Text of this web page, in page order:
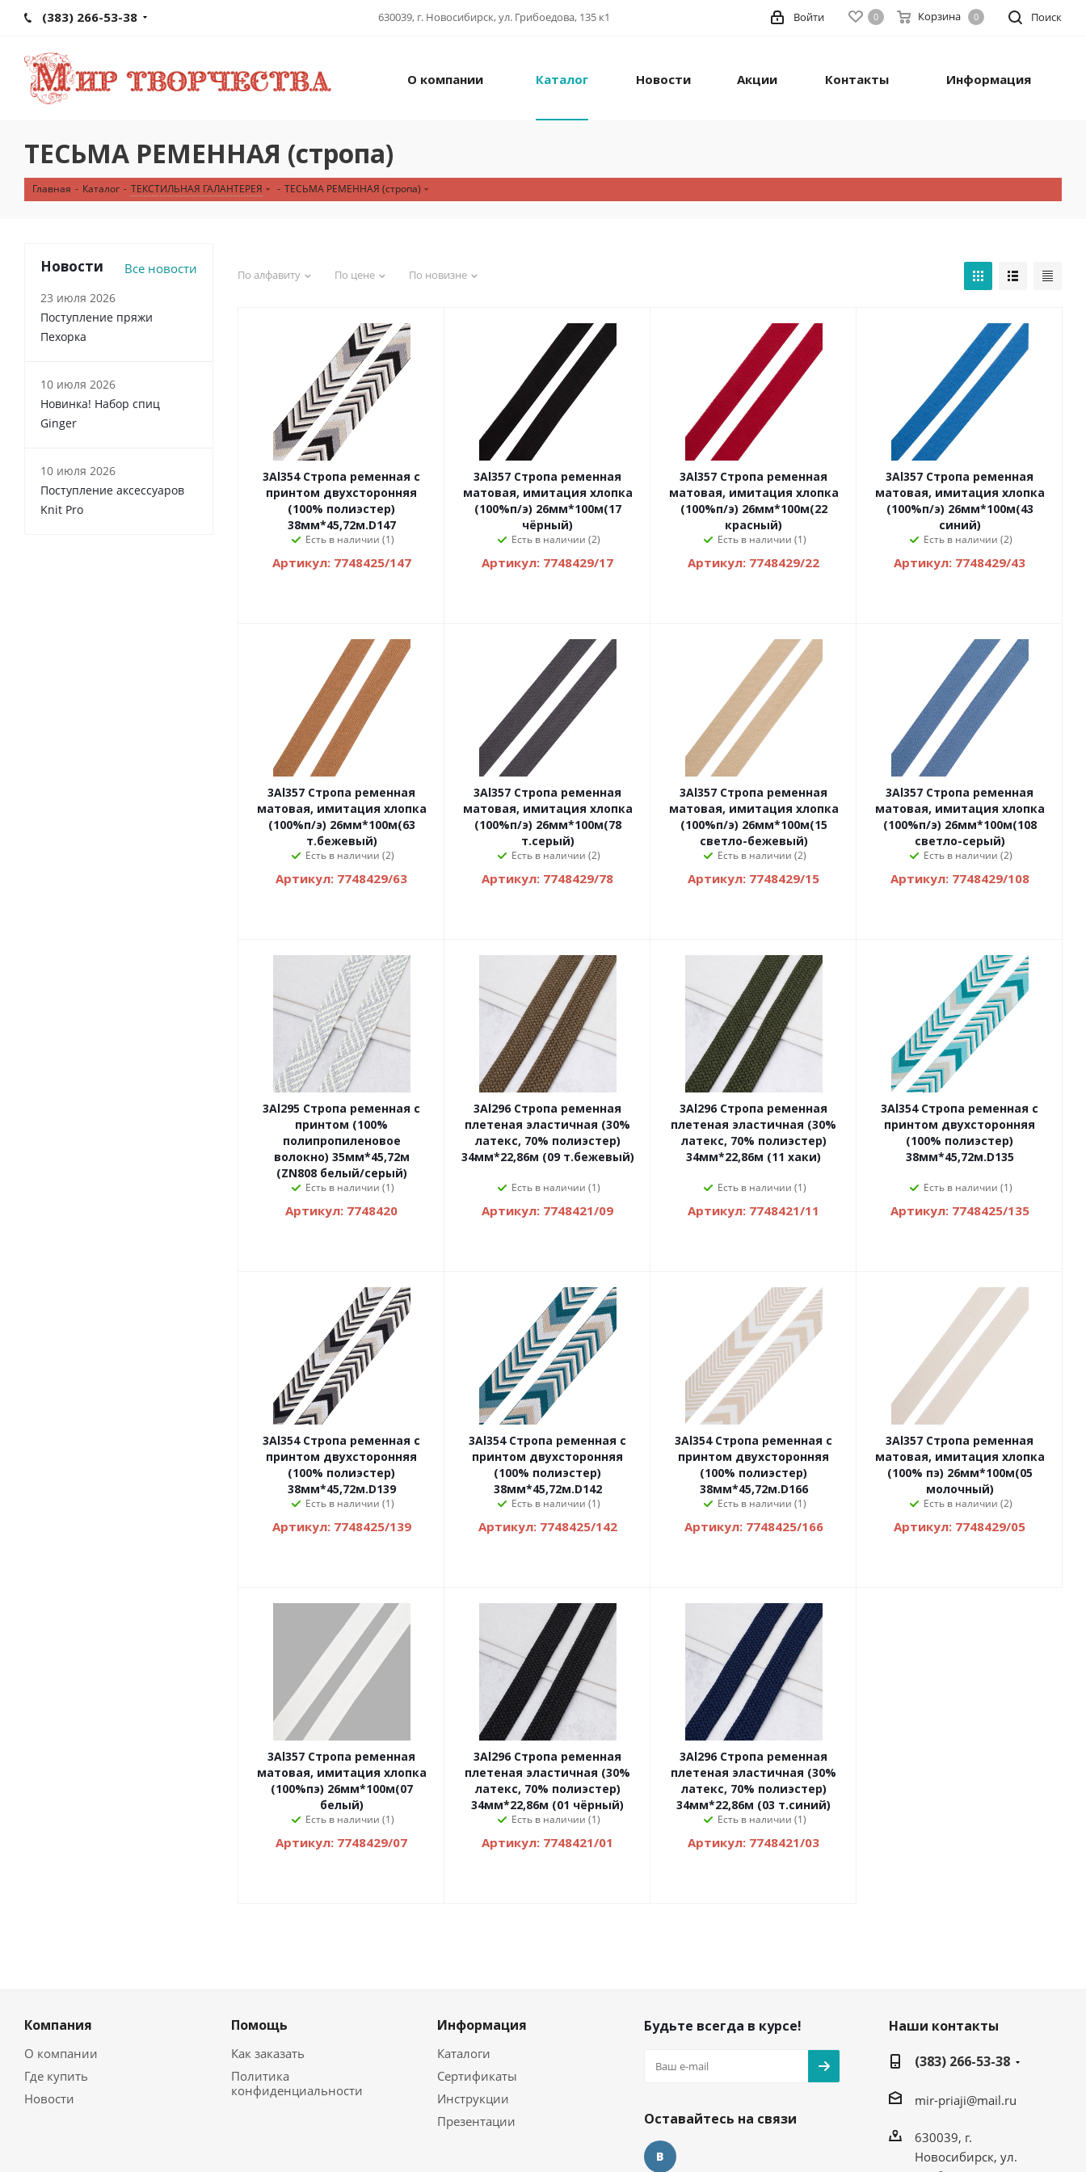
(383) 266-53-38 630039, г. Новосибирск, ул. Грибоедова, 135 к1 Поиск
0 Корзина 0
Войти
О компании Каталог Новости Акции Контакты Информация
ТЕСЬМА РЕМЕННАЯ (стропа)
Главная - Каталог - ТЕКСТИЛЬНАЯ ГАЛАНТЕРЕЯ - ТЕСЬМА РЕМЕННАЯ (стропа)
По алфавиту По цене По новизне
3Al354 Стропа ременная с
принтом двухсторонняя
(100% полиэстер)
38мм*45,72м.D147
Есть в наличии (1)
Артикул: 7748425/147
3Al357 Стропа ременная
матовая, имитация хлопка
(100%п/э) 26мм*100м(17
чёрный)
Есть в наличии (2)
Артикул: 7748429/17
3Al357 Стропа ременная
матовая, имитация хлопка
(100%п/э) 26мм*100м(22
красный)
Есть в наличии (1)
Артикул: 7748429/22
3Al357 Стропа ременная
матовая, имитация хлопка
(100%п/э) 26мм*100м(43
синий)
Есть в наличии (2)
Артикул: 7748429/43
3Al357 Стропа ременная
матовая, имитация хлопка
(100%п/э) 26мм*100м(63
т.бежевый)
Есть в наличии (2)
Артикул: 7748429/63
3Al357 Стропа ременная
матовая, имитация хлопка
(100%п/э) 26мм*100м(78
т.серый)
Есть в наличии (2)
Артикул: 7748429/78
3Al357 Стропа ременная
матовая, имитация хлопка
(100%п/э) 26мм*100м(15
светло-бежевый)
Есть в наличии (2)
Артикул: 7748429/15
3Al357 Стропа ременная
матовая, имитация хлопка
(100%п/э) 26мм*100м(108
светло-серый)
Есть в наличии (2)
Артикул: 7748429/108
3Al295 Стропа ременная с
принтом (100%
полипропиленовое
волокно) 35мм*45,72м
(ZN808 белый/серый)
Есть в наличии (1)
Артикул: 7748420
3Al296 Стропа ременная
плетеная эластичная (30%
латекс, 70% полиэстер)
34мм*22,86м (09 т.бежевый)
Есть в наличии (1)
Артикул: 7748421/09
3Al296 Стропа ременная
плетеная эластичная (30%
латекс, 70% полиэстер)
34мм*22,86м (11 хаки)
Есть в наличии (1)
Артикул: 7748421/11
3Al354 Стропа ременная с
принтом двухсторонняя
(100% полиэстер)
38мм*45,72м.D135
Есть в наличии (1)
Артикул: 7748425/135
3Al354 Стропа ременная с
принтом двухсторонняя
(100% полиэстер)
38мм*45,72м.D139
Есть в наличии (1)
Артикул: 7748425/139
3Al354 Стропа ременная с
принтом двухсторонняя
(100% полиэстер)
38мм*45,72м.D142
Есть в наличии (1)
Артикул: 7748425/142
3Al354 Стропа ременная с
принтом двухсторонняя
(100% полиэстер)
38мм*45,72м.D166
Есть в наличии (1)
Артикул: 7748425/166
3Al357 Стропа ременная
матовая, имитация хлопка
(100% пэ) 26мм*100м(05
молочный)
Есть в наличии (2)
Артикул: 7748429/05
3Al357 Стропа ременная
матовая, имитация хлопка
(100%пэ) 26мм*100м(07
белый)
Есть в наличии (1)
Артикул: 7748429/07
3Al296 Стропа ременная
плетеная эластичная (30%
латекс, 70% полиэстер)
34мм*22,86м (01 чёрный)
Есть в наличии (1)
Артикул: 7748421/01
3Al296 Стропа ременная
плетеная эластичная (30%
латекс, 70% полиэстер)
34мм*22,86м (03 т.синий)
Есть в наличии (1)
Артикул: 7748421/03
Новости Все новости
23 июля 2026
Поступление пряжи
Пехорка
10 июля 2026
Новинка! Набор спиц
Ginger
10 июля 2026
Поступление аксессуаров
Knit Pro
Компания
О компании
Где купить
Новости
Помощь
Как заказать
Политика
конфиденциальности
Информация
Каталоги
Сертификаты
Инструкции
Презентации
Будьте всегда в курсе!
Оставайтесь на связи
Наши контакты
(383) 266-53-38
mir-priaji@mail.ru
630039, г.
Новосибирск, ул.